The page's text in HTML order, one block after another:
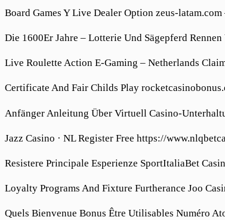
Board Games Y Live Dealer Option zeus-latam.com
Die 1600Er Jahre – Lotterie Und Sägepferd
Live Roulette Action E-Gaming – Netherlands
Certificate And Fair Childs Play
Anfänger Anleitung Über Virtuell Casino-
Jazz Casino · NL Register Free https://
Resistere Principale Esperienze SportItaliaBet
Loyalty Programs And Fixture Furtherance Joo
Quels Bienvenue Bonus Être Utilisables Numéro